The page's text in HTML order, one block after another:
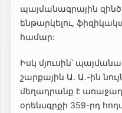
պայմանագրային
ենթարկելու,
համար:
Իսկ մյուսին՝
շարքային Ա. Ա.-ին
մեղադրանք է
օրենսգրքի 359-րդ